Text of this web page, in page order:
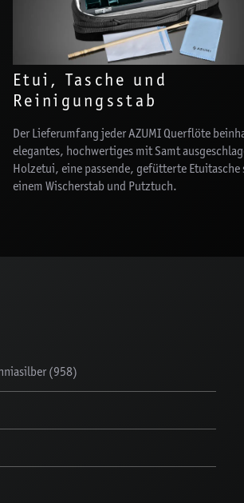
Etui, Tasche und
Reinigungsstab
Der Lieferumfang jeder AZUMI Querflöte
elegantes, hochwertiges mit Samt
Holzetui, eine passende, gefütterte Etuitasche
einem Wischerstab und Putztuch.
(958)